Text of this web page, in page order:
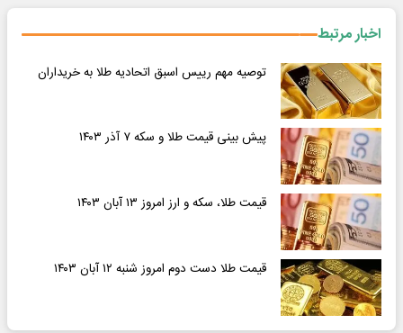
اخبار مرتبط
توصیه مهم رییس اسبق اتحادیه طلا به خریداران
پیش بینی قیمت طلا و سکه ۷ آذر ۱۴۰۳
قیمت طلا، سکه و ارز امروز ۱۳ آبان ۱۴۰۳
قیمت طلا دست دوم امروز شنبه ۱۲ آبان ۱۴۰۳